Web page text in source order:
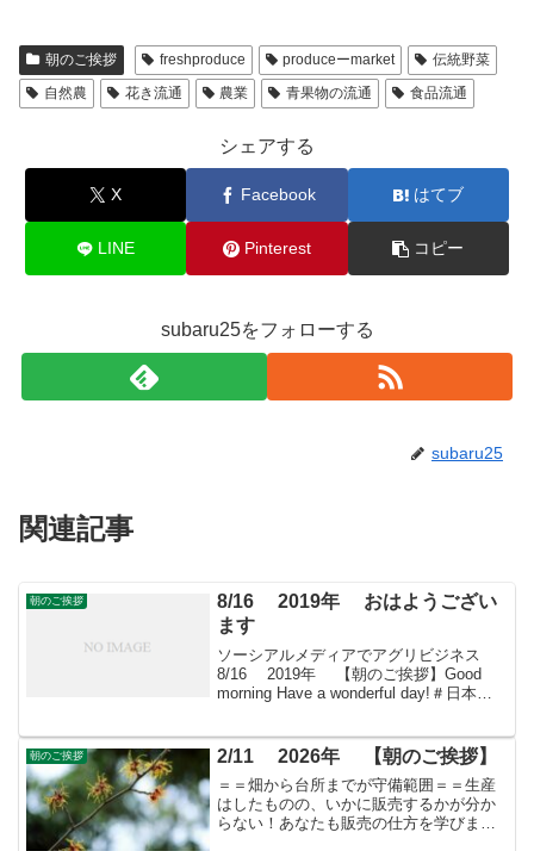
朝のご挨拶 freshproduce produceーmarket
伝統野菜
自然農
花き流通 農業 青果物の流通 食品流通
シェアする
X Facebook はてブ
LINE Pinterest コピー
subaru25をフォローする
subaru25
関連記事
朝のご挨拶
8/16 2019年 おはようござい
ます
ソーシアルメディアでアグリビジネス
8/16 2019年 【朝のご挨拶】Good
morning Have a wonderful day!＃日本農
朝のご挨拶 2/11 2026年 【朝のご挨拶】
＝＝畑から台所までが守備範囲＝＝生産
はしたものの、いかに販売するかが分か
らない！あなたも販売の仕方を学びませ